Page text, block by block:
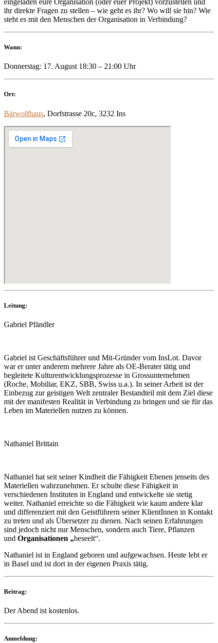
ihr direkte Fragen zu stellen – wie geht es ihr? Wo will sie hin? Wie
steht es mit den Menschen der Organisation in Verbindung?
Wann:
Donnerstag: 17. August 18:30 – 21:00 Uhr
Ort:
Bärwolfhaus, Dorfstrasse 20c, 3232 Ins
Leitung:
Gabriel Pfändler
Gabriel ist Geschäftsführer und Mit-Gründer vom InsLot. Davor
war er unter anderem mehrere Jahre als OE-Berater tätig und
begleitete Kulturentwicklungsprozesse in Grossunternehmen
(Roche, Mobiliar, EKZ, SBB, Swiss u.a.). In seiner Arbeit ist der
Einbezug zur geistigen Welt zentraler Bestandteil mit dem Ziel diese
mit der manifesten Realität in Verbindung zu bringen und sie für das
Leben im Materiellen nutzen zu können.
Nathaniel Brittain
Nathaniel hat seit seiner Kindheit die Fähigkeit Ebenen jenseits des
Materiellen wahrzunehmen. Er schulte diese Fähigkeit in
verschiedenen Instituten in England und entwickelte sie stetig
weiter. Nathaniel erreichte so die Fähigkeit wie kaum andere klar
und differenziert mit den Geistführern seiner KlientInnen in Kontakt
zu treten und als Übersetzer zu dienen. Nach seinen Erfahrungen
sind jedoch nicht nur Menschen, sondern auch Tiere, Pflanzen
und Organisationen „beseelt“.
Nathaniel ist in England geboren und aufgewachsen. Heute lebt er
in Basel und ist dort in der eigenen Praxis tätig.
Beitrag:
Der Abend ist kostenlos.
Anmeldung: